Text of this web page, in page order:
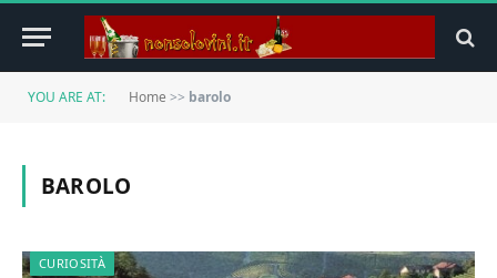
YOU ARE AT: Home >> barolo
BAROLO
CURIOSITÀ